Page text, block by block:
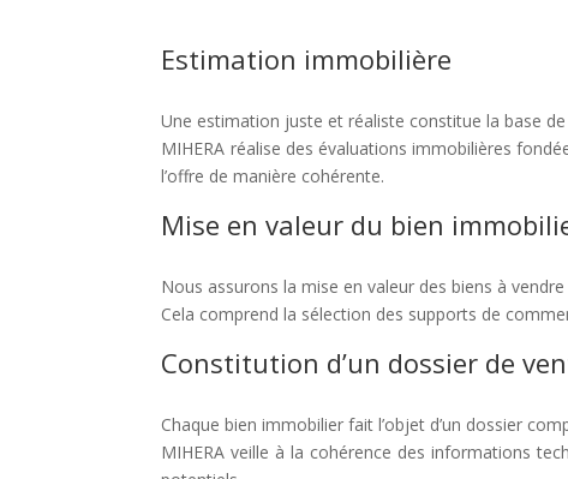
Estimation immobilière
Une estimation juste et réaliste constitue la base
MIHERA réalise des évaluations immobilières
l’offre de manière cohérente.
Mise en valeur du bien
Nous assurons la mise en valeur des biens à
Cela comprend la sélection des supports de
Constitution d’un dossier de
Chaque bien immobilier fait l’objet d’un dossier
MIHERA veille à la cohérence des informations